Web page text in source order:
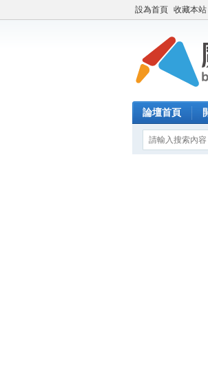
設為首頁 收藏本站
論壇首頁